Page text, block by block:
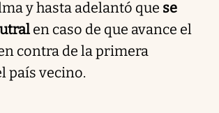
y hasta adelantó que se
en caso de que avance el
contra de la primera
país vecino.